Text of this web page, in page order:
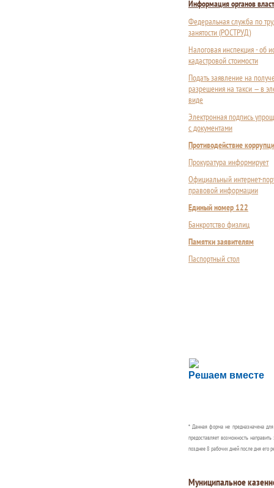
Информация органов
Федеральная служба по
занятости (РОСТРУД)
Налоговая инспекция - об
кадастровой стоимости
Подать заявление на
разрешения на такси — в
виде
Электронная подпись
с документами
Противодействие
Прокуратура информирует
Официальный интернет-
правовой информации
Единый номер 122
Банкротство физлиц
Памятки заявителям
Паспортный стол
Решаем вместе
Сложности с
Сообщите об этом
* Данная форма не предназначена
предоставляет возможность
позднее 8 рабочих дней после дня его
Муниципальное